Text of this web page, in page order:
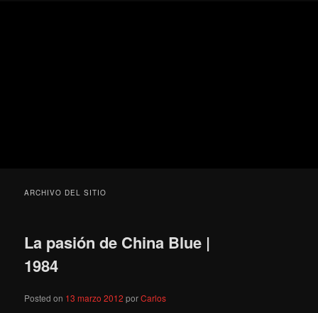
ARCHIVO DEL SITIO
La pasión de China Blue |
1984
Posted on 13 marzo 2012 porCarlos